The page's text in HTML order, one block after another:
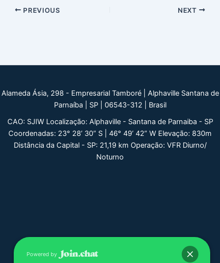
Post
PREVIOUS NEXT
Alameda Ásia, 298 - Empresarial Tamboré | Alphaville Santana de
Parnaíba | SP | 06543-312 | Brasil
CAO: SJIW Localização: Alphaville - Santana de Parnaiba - SP
Coordenadas: 23° 28’ 30” S | 46° 49’ 42” W Elevação: 830m
Distância da Capital - SP: 21,19 km Operação: VFR Diurno/
Noturno
Powered by